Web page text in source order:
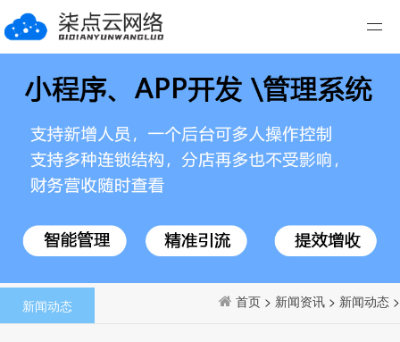
首页 > 新闻资讯 > 新闻动态 >
新闻动态